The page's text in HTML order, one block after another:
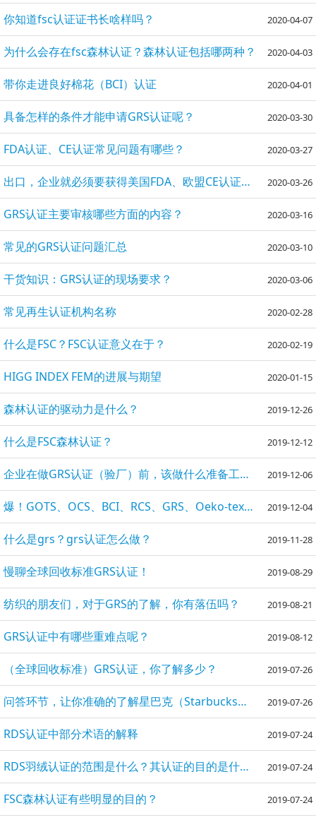
你知道fsc认证证书长啥样吗？ 2020-04-07
为什么会存在fsc森林认证？森林认证包括哪两种？ 2020-04-03
带你走进良好棉花（BCI）认证 2020-04-01
具备怎样的条件才能申请GRS认证呢？ 2020-03-30
FDA认证、CE认证常见问题有哪些？ 2020-03-27
出口，企业就必须要获得美国FDA、欧盟CE认证资质！ 2020-03-26
GRS认证主要审核哪些方面的内容？ 2020-03-16
常见的GRS认证问题汇总 2020-03-10
干货知识：GRS认证的现场要求？ 2020-03-06
常见再生认证机构名称 2020-02-28
什么是FSC？FSC认证意义在于？ 2020-02-19
HIGG INDEX FEM的进展与期望 2020-01-15
森林认证的驱动力是什么？ 2019-12-26
什么是FSC森林认证？ 2019-12-12
企业在做GRS认证（验厂）前，该做什么准备工作？ 2019-12-06
爆！GOTS、OCS、BCI、RCS、GRS、Oeko-tex等认证大盘点 2019-12-04
什么是grs？grs认证怎么做？ 2019-11-28
慢聊全球回收标准GRS认证！ 2019-08-29
纺织的朋友们，对于GRS的了解，你有落伍吗？ 2019-08-21
GRS认证中有哪些重难点呢？ 2019-08-12
（全球回收标准）GRS认证，你了解多少？ 2019-07-26
问答环节，让你准确的了解星巴克（Starbucks）验厂 2019-07-26
RDS认证中部分术语的解释 2019-07-24
RDS羽绒认证的范围是什么？其认证的目的是什么？ 2019-07-24
FSC森林认证有些明显的目的？ 2019-07-24